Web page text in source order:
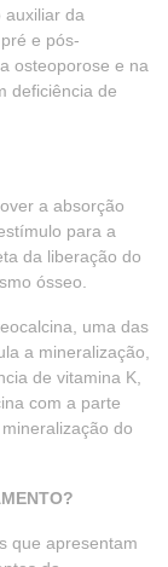
auxiliar da
e pós-
osteoporose e na
deficiência de
a absorção
para a
da liberação do
ósseo.
uma das
a mineralização,
de vitamina K,
com a parte
do
que apresentam